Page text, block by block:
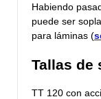
Habiendo
puede ser
para láminas (
Tallas de
TT 120 con